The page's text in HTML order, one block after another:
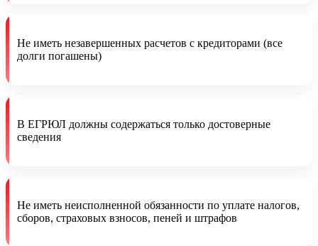
Не иметь незавершенных расчетов с кредиторами (все
долги погашены)
В ЕГРЮЛ должны содержаться только достоверные
сведения
Не иметь неисполненной обязанности по уплате налогов,
сборов, страховых взносов, пеней и штрафов